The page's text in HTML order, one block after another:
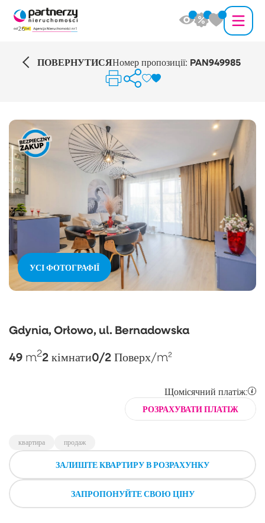
ПОВЕРНУТИСЯНомер пропозиції: PAN949985
УСІ ФОТОГРАФІЇ
Gdynia, Orłowo, ul. Bernadowska
49 m22 кімнати0/2 Поверх/m²
Щомісячний платіж:
РОЗРАХУВАТИ ПЛАТІЖ
квартира продаж
ЗАЛИШТЕ КВАРТИРУ В РОЗРАХУНКУ
ЗАПРОПОНУЙТЕ СВОЮ ЦІНУ